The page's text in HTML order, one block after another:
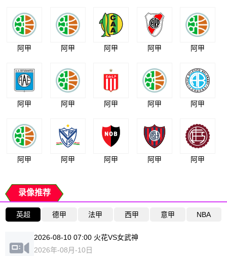
阿甲 阿甲 阿甲 阿甲 阿甲
阿甲 阿甲 阿甲 阿甲 阿甲
阿甲 阿甲 阿甲 阿甲 阿甲
录像推荐
英超 德甲 法甲 西甲 意甲 NBA
2026-08-10 07:00 火花VS女武神
2026年-08月-10日